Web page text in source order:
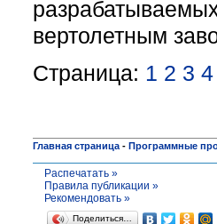
вертолетным
Страница: 1 2 3 4
Главная страница - Программные
Распечатать »
Правила публикации »
Рекомендовать »
Поделиться…